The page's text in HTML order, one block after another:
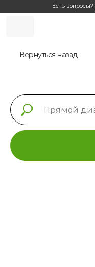
Есть вопросы?
Вернуться назад